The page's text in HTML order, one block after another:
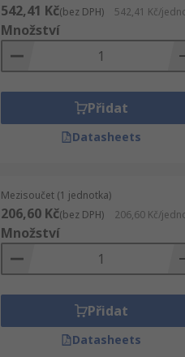
542,41 Kč(bez DPH) 542,41 Kč/
Množství
Přidat
Datasheets
Mezisoučet (1 jednotka)
206,60 Kč(bez DPH) 206,60 Kč/
Množství
Přidat
Datasheets